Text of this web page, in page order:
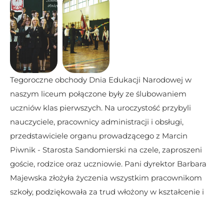
Tegoroczne obchody Dnia Edukacji Narodowej w
naszym liceum połączone były ze ślubowaniem
uczniów klas pierwszych. Na uroczystość przybyli
nauczyciele, pracownicy administracji i obsługi,
przedstawiciele organu prowadzącego z Marcin
Piwnik - Starosta Sandomierski na czele, zaproszeni
goście, rodzice oraz uczniowie. Pani dyrektor Barbara
Majewska złożyła życzenia wszystkim pracownikom
szkoły, podziękowała za trud włożony w kształcenie i